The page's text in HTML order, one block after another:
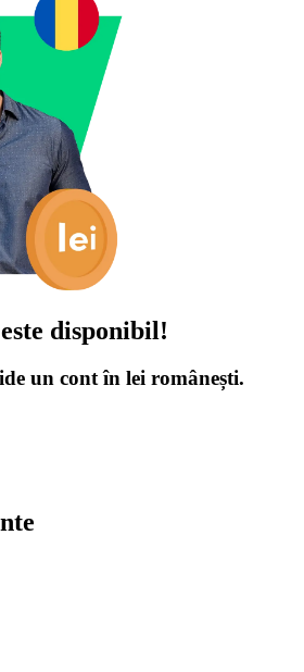
disponibil!
un cont în lei românești.